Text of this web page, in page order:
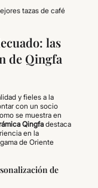
tazas de café
las
de Qingfa
y fieles a la
con un socio
se muestra en
Qingfadestaca
en la
de Oriente
de